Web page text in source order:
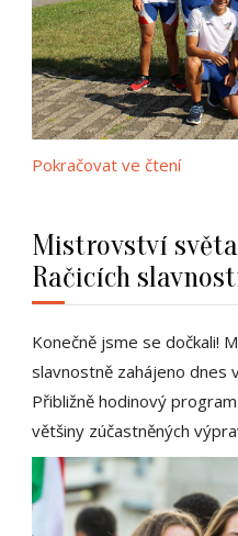
Pokračovat ve čtení
Mistrovství
Račicích
Konečně jsme se dočkali!
slavnostně zahájeno dnes
Přibližně hodinový
většiny zúčastněných